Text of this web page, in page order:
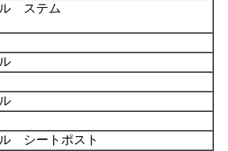
ステム
シートポスト